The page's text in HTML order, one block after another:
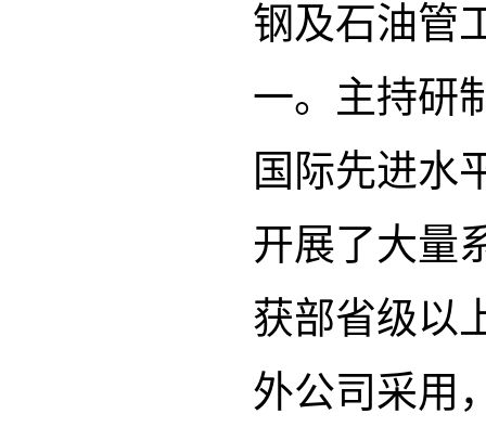
钢及石油管
一。主持研
国际先进水
开展了大量
获部省级以
外公司采用